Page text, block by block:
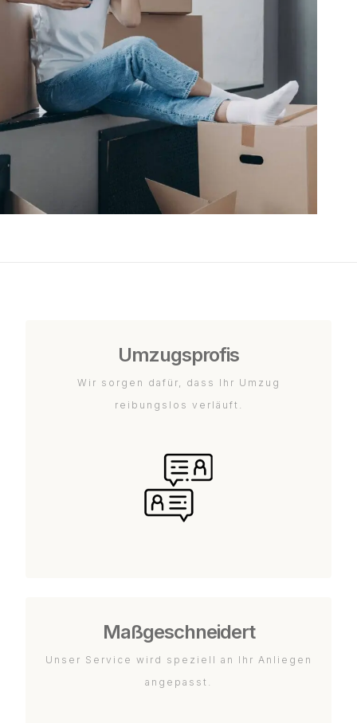
Umzugsprofis
Wir sorgen dafür, dass Ihr Umzug
reibungslos verläuft.
Maßgeschneidert
Unser Service wird speziell an Ihr Anliegen
angepasst.